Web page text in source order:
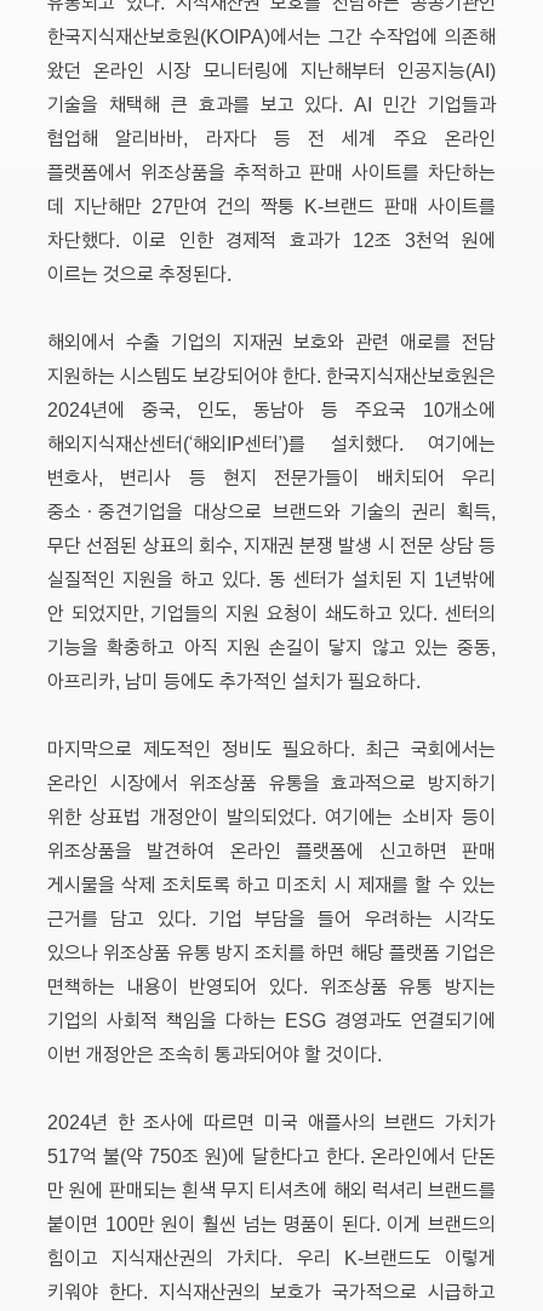
한국지식재산보호원(KOIPA)에서는 그간 수작업에 의존해
왔던 온라인 시장 모니터링에 지난해부터 인공지능(AI)
기술을 채택해 큰 효과를 보고 있다. AI 민간 기업들과
협업해 알리바바, 라자다 등 전 세계 주요 온라인
플랫폼에서 위조상품을 추적하고 판매 사이트를 차단하는
데 지난해만 27만여 건의 짝퉁 K-브랜드 판매 사이트를
차단했다. 이로 인한 경제적 효과가 12조 3천억 원에
이르는 것으로 추정된다.
해외에서 수출 기업의 지재권 보호와 관련 애로를 전담
지원하는 시스템도 보강되어야 한다. 한국지식재산보호원은
2024년에 중국, 인도, 동남아 등 주요국 10개소에
해외지식재산센터(‘해외IP센터’)를 설치했다. 여기에는
변호사, 변리사 등 현지 전문가들이 배치되어 우리
중소ㆍ중견기업을 대상으로 브랜드와 기술의 권리 획득,
무단 선점된 상표의 회수, 지재권 분쟁 발생 시 전문 상담 등
실질적인 지원을 하고 있다. 동 센터가 설치된 지 1년밖에
안 되었지만, 기업들의 지원 요청이 쇄도하고 있다. 센터의
기능을 확충하고 아직 지원 손길이 닿지 않고 있는 중동,
아프리카, 남미 등에도 추가적인 설치가 필요하다.
마지막으로 제도적인 정비도 필요하다. 최근 국회에서는
온라인 시장에서 위조상품 유통을 효과적으로 방지하기
위한 상표법 개정안이 발의되었다. 여기에는 소비자 등이
위조상품을 발견하여 온라인 플랫폼에 신고하면 판매
게시물을 삭제 조치토록 하고 미조치 시 제재를 할 수 있는
근거를 담고 있다. 기업 부담을 들어 우려하는 시각도
있으나 위조상품 유통 방지 조치를 하면 해당 플랫폼 기업은
면책하는 내용이 반영되어 있다. 위조상품 유통 방지는
기업의 사회적 책임을 다하는 ESG 경영과도 연결되기에
이번 개정안은 조속히 통과되어야 할 것이다.
2024년 한 조사에 따르면 미국 애플사의 브랜드 가치가
517억 불(약 750조 원)에 달한다고 한다. 온라인에서 단돈
만 원에 판매되는 흰색 무지 티셔츠에 해외 럭셔리 브랜드를
붙이면 100만 원이 훨씬 넘는 명품이 된다. 이게 브랜드의
힘이고 지식재산권의 가치다. 우리 K-브랜드도 이렇게
키워야 한다. 지식재산권의 보호가 국가적으로 시급하고